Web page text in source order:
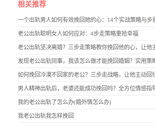
相关推荐
一个出轨男人如何有效挽回她的心：14个实战策略与步
老公出轨聪明女人如何应对：4步走策略重拾幸福
老公出轨坚决离婚？三步走策略教你挽回他的心，让他
发现老公出轨同事，我该怎么做才能挽回婚姻？实用策
如何挽回冷漠不回家的老公？三步走战略，让他主动回
男人精神出轨后，老婆还能成功挽回吗？全方位情感指
我的老公出轨了怎么办(婚外情怎么办)
我老公出轨我怎样挽回